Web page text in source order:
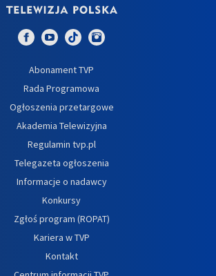
Abonament TVP
Rada Programowa
Ogłoszenia przetargowe
Akademia Telewizyjna
Regulamin tvp.pl
Telegazeta ogłoszenia
Informacje o nadawcy
Konkursy
Zgłoś program (ROPAT)
Kariera w TVP
Kontakt